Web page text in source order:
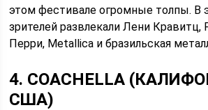
этом фестивале огромные толпы. В
зрителей развлекали Лени Кравитц,
Перри, Metallica и бразильская
4. COACHELLA
США)